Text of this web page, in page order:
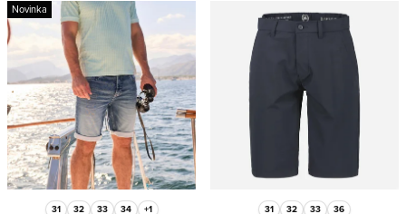
Novinka
31 32 33 34 +1 31 32 33 36